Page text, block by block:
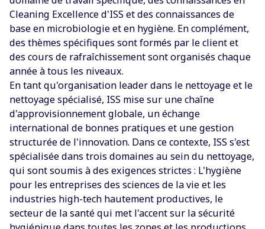
Cleaning Excellence d'ISS et des connaissances de
base en microbiologie et en hygiène. En complément,
des thèmes spécifiques sont formés par le client et
des cours de rafraîchissement sont organisés chaque
année à tous les niveaux.
‍En tant qu'organisation leader dans le nettoyage et le
nettoyage spécialisé, ISS mise sur une chaîne
d'approvisionnement globale, un échange
international de bonnes pratiques et une gestion
structurée de l'innovation. Dans ce contexte, ISS s'est
spécialisée dans trois domaines au sein du nettoyage,
qui sont soumis à des exigences strictes : L'hygiène
pour les entreprises des sciences de la vie et les
industries high-tech hautement productives, le
secteur de la santé qui met l'accent sur la sécurité